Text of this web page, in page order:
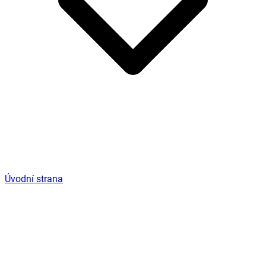
Úvodní strana